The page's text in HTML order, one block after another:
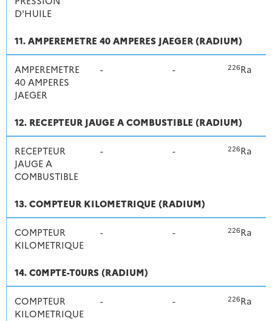
D'HUILE
11. AMPEREMETRE 40 AMPERES JAEGER (RADIUM)
AMPEREMETRE
40 AMPERES
JAEGER
- - 226Ra
12. RECEPTEUR JAUGE A COMBUSTIBLE (RADIUM)
RECEPTEUR
JAUGE A
COMBUSTIBLE
- - 226Ra
13. COMPTEUR KILOMETRIQUE (RADIUM)
COMPTEUR
KILOMETRIQUE
- - 226Ra
14. C0MPTE-T0URS (RADIUM)
COMPTEUR
KILOMETRIQUE
- - 226Ra